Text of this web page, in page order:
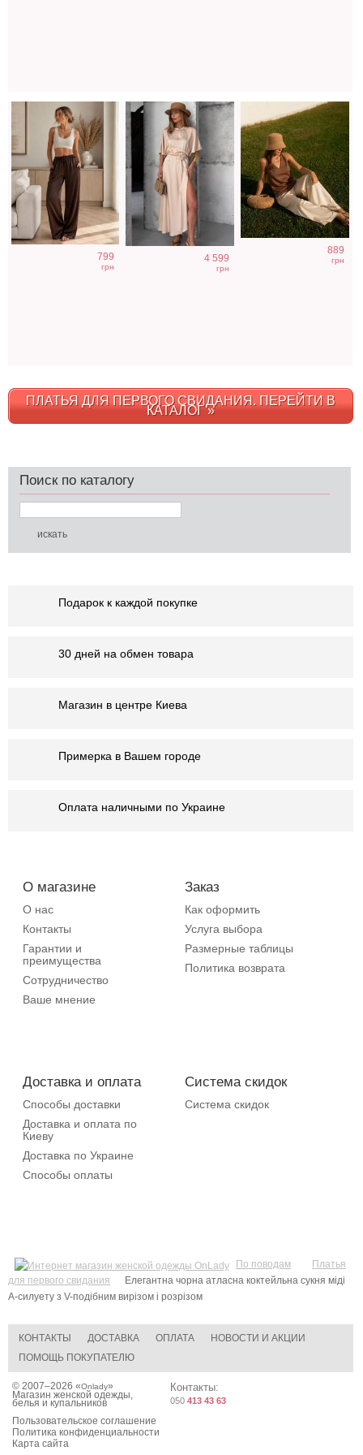
799
грн
4 599
грн
889
грн
ПЛАТЬЯ ДЛЯ ПЕРВОГО СВИДАНИЯ. ПЕРЕЙТИ В
КАТАЛОГ »
Поиск по каталогу
Подарок к каждой покупке
30 дней на обмен товара
Магазин в центре Киева
Примерка в Вашем городе
Оплата наличными по Украине
О магазине
О нас
Контакты
Гарантии и
преимущества
Сотрудничество
Ваше мнение
Заказ
Как оформить
Услуга выбора
Размерные таблицы
Политика возврата
Доставка и оплата
Способы доставки
Доставка и оплата по
Киеву
Доставка по Украине
Способы оплаты
Система скидок
Система скидок
По поводам
Платья
для первого свидания
Елегантна чорна атласна коктейльна сукня міді
А-силуету з V-подібним вирізом і розрізом
КОНТАКТЫ ДОСТАВКА ОПЛАТА
НОВОСТИ И АКЦИИ
ПОМОЩЬ ПОКУПАТЕЛЮ
© 2007–2026 «Onlady»
Магазин женской одежды,
белья и купальников
Пользовательское соглашение
Политика конфиденциальности
Карта сайта
Контакты:
050 413 43 63